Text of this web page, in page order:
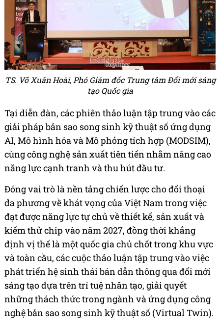
TS. Võ Xuân Hoài, Phó Giám đốc Trung tâm Đổi mới sáng
tạo Quốc gia
Tại diễn đàn, các phiên thảo luận tập trung vào các
giải pháp bản sao song sinh kỹ thuật số ứng dụng
AI, Mô hình hóa và Mô phỏng tích hợp (MODSIM),
cùng công nghệ sản xuất tiên tiến nhằm nâng cao
năng lực cạnh tranh và thu hút đầu tư.
Đóng vai trò là nền tảng chiến lược cho đối thoại
đa phương về khát vọng của Việt Nam trong việc
đạt được năng lực tự chủ về thiết kế, sản xuất và
kiểm thử chip vào năm 2027, đồng thời khẳng
định vị thế là một quốc gia chủ chốt trong khu vực
và toàn cầu, các cuộc thảo luận tập trung vào việc
phát triển hệ sinh thái bán dẫn thông qua đổi mới
sáng tạo dựa trên trí tuệ nhân tạo, giải quyết
những thách thức trong ngành và ứng dụng công
nghệ bản sao song sinh kỹ thuật số (Virtual Twin).